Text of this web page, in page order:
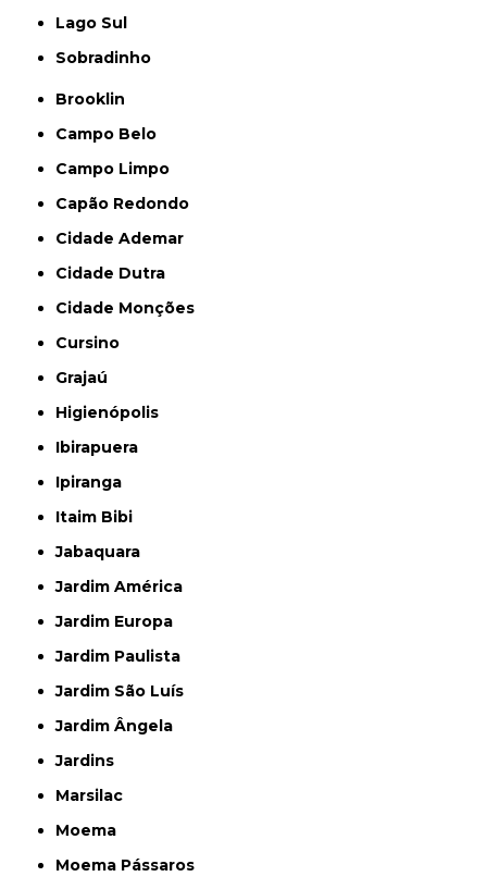
Lago Sul
Sobradinho
Brooklin
Campo Belo
Campo Limpo
Capão Redondo
Cidade Ademar
Cidade Dutra
Cidade Monções
Cursino
Grajaú
Higienópolis
Ibirapuera
Ipiranga
Itaim Bibi
Jabaquara
Jardim América
Jardim Europa
Jardim Paulista
Jardim São Luís
Jardim Ângela
Jardins
Marsilac
Moema
Moema Pássaros